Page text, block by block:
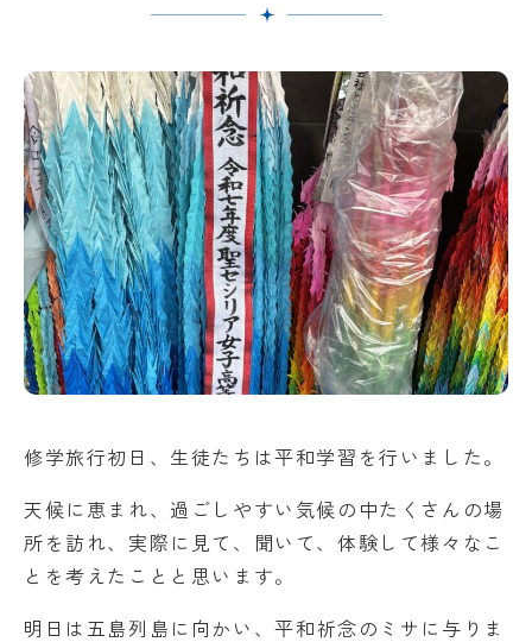
バレエスタジオ
アクセス NEWS
バレエスタジオ サイトマップ
このサイトについて
修学旅行初日、生徒たちは平和学習を行いました。
天候に恵まれ、過ごしやすい気候の中たくさんの場
所を訪れ、実際に見て、聞いて、体験して様々なこ
とを考えたことと思います。
明日は五島列島に向かい、平和祈念のミサに与りま